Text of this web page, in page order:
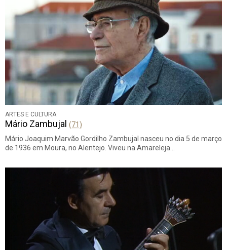
ARTES E CULTURA
Mário Zambujal (71)
Mário Joaquim Marvão Gordilho Zambujal nasceu no dia 5 de março
de 1936 em Moura, no Alentejo. Viveu na Amareleja…